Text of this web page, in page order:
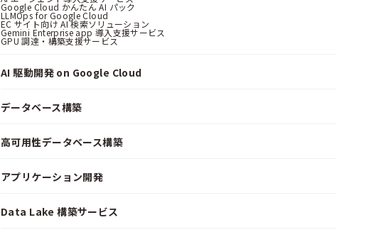
Google Cloud かんたん AI パック
LLMOps for Google Cloud
EC サイト向け AI 検索ソリューション
Gemini Enterprise app 導入支援サービス
GPU 調達・構築支援サービス
AI 駆動開発 on Google Cloud
データベース構築
高可用性データベース構築
アプリケーション開発
Data Lake 構築サービス